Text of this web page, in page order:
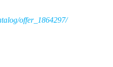
offer_1864297/